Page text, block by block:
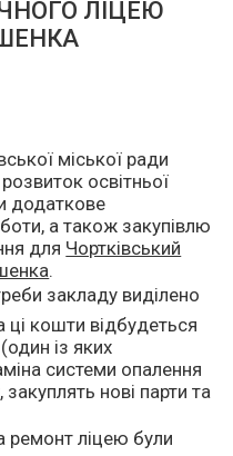
ЛІЦЕЮ
міської ради
освітньої
додаткове
а також закупівлю
для Чортківський
.
закладу виділено
ці кошти відбудеться
із яких
системи опалення
нові парти та
ліцею були